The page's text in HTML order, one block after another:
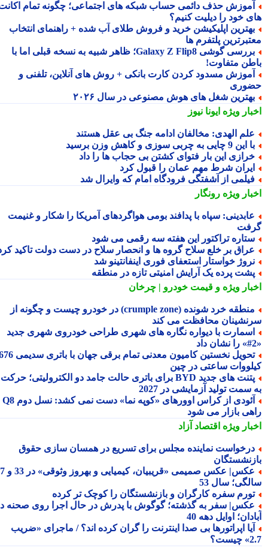
حذف دائمی حساب شبکه های اجتماعی؛ چگونه تمام اکانت
خود را دیلیت کنیم؟
اپلیکیشن خرید و فروش طلای آب شده + راهنمای انتخاب
پلتفرم ها
بررسی گوشی Galaxy Z Flip8؛ ظاهر شبیه به نسخه قبلی اما با
متفاوت!
مسدود کردن کارت بانکی + روش های آنلاین، تلفنی و
شغل های هوش مصنوعی در سال ۲۰۲۶
ویژهایونا نیوز
الهدی: مخالفان ادامه جنگ بی عقل هستند
9 چایی به چربی سوزی و کاهش وزن برسید
این بار فتوای کشتن بی حجاب ها را داد
شرط مهم عمان را قبول کرد
از آشفتگی فرودگاه امام که وایرال شد
ویژهرونگار
سپاه با پدافند بومی هواگردهای آمریکا را شکار و غنیمت
تراکتور این هفته سه رقمی می شود
بر خلع سلاح گروه ها و انحصار سلاح در دست دولت تاکید کرد
خواستار استعفای فوری اینفانتینو شد
پرده یک آرایش امنیتی تازه در منطقه
ویژهو قیمت خودرو | چرخان
منطقه خرد شونده (crumple zone) در خودرو چیست و چگونه از
محافظت می کند
با دیواره نگاره های شهری طراحی خودروی شهری جدید
تحویل نخستین کامیون معدنی تمام برقی جهان با باتری سدیمی 676
ساعتی در چین
پتنت های جدید BYD برای باتری حالت جامد دو الکترولیتی؛ حرکت
سمت تولید آزمایشی در 2027
آئودی از کراس اوورهای «کوپه نما» دست نمی کشد: نسل دوم Q8
بازار می شود
ویژهاقتصاد آزاد
نماینده مجلس برای تسریع در همسان سازی حقوق
عکس| عکس صمیمی «قریبیان، کیمیایی و بهروز وثوقی» در 33 و 37
سال 53
سفره کارگران و بازنشستگان را کوچک تر کرده
سفر به گذشته؛ گوگوش با پدرش در حال اجرا روی صحنه در
اوایل دهه 40
اپراتورها بی صدا اینترنت را گران کرده اند؟ / ماجرای «ضریب